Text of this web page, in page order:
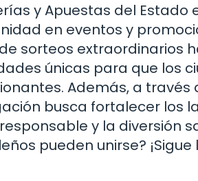
y Apuestas del
en eventos y
sorteos extraordinarios
únicas para que los
Además, a través
busca fortalecer los
y la diversión
pueden unirse?